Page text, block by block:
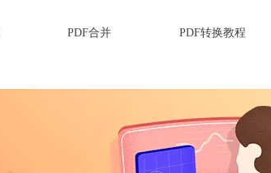
PDF合并 PDF转换教程